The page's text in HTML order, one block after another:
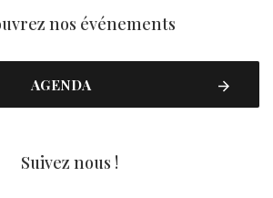
nos événements
AGENDA
Suivez nous !